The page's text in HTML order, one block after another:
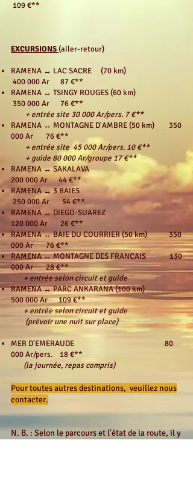
109€**
EXCURSIONS(aller-retour)
RAMENA ↔ LAC SACRE (70 km)
400 000 Ar 87 €**
RAMENA ↔ TSINGY ROUGES (60 km)
350 000 Ar 76 €**
+ entrée site 30 000 Ar/pers. 7 €**
RAMENA ↔ MONTAGNE D'AMBRE (50 km) 350
000 Ar 76 €**
+ entrée site 45 000 Ar/pers. 10 €**
+ guide 80 000 Ar/groupe 17 €**
RAMENA ↔ SAKALAVA
200 000 Ar 44 €**
RAMENA ↔ 3 BAIES
250 000 Ar 54 €**
RAMENA ↔ DIEGO-SUAREZ
120 000 Ar 26 €**
RAMENA ↔ BAIE DU COURRIER (50 km) 350
000 Ar 76 €**
RAMENA ↔ MONTAGNE DES FRANCAIS 130
000 Ar 28 €**
+ entrée selon circuit et guide
RAMENA ↔ PARC ANKARANA (100km)
500 000 Ar 109 €**
+ entrée selon circuit et guide
(prévoir une nuit sur place)
MER D'EMERAUDE 80
000 Ar/pers. 18€**
(la journée, repas compris)
Pour toutes autres destinations, veuillez nous
contacter.
N. B. : Selon le parcours et l'état de la route, il y